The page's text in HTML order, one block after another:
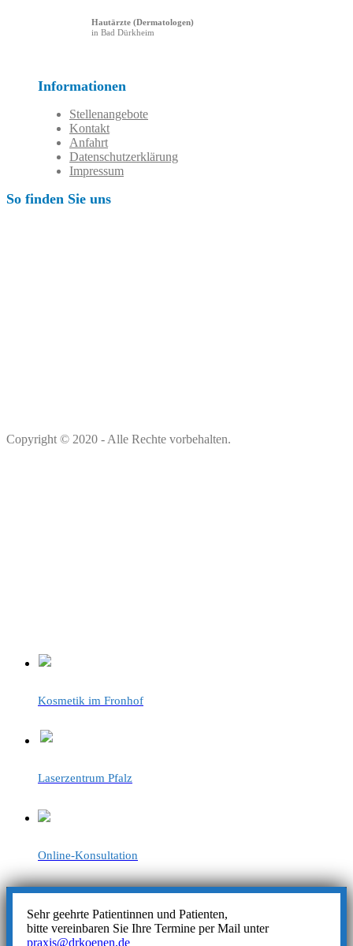
Hautärzte (Dermatologen)
in Bad Dürkheim
Informationen
Stellenangebote
Kontakt
Anfahrt
Datenschutzerklärung
Impressum
So finden Sie uns
Copyright © 2020 - Alle Rechte vorbehalten.
Kosmetik im Fronhof
Laserzentrum Pfalz
Online-Konsultation
Sehr geehrte Patientinnen und Patienten,
bitte vereinbaren Sie Ihre Termine per Mail unter
praxis@drkoenen.de